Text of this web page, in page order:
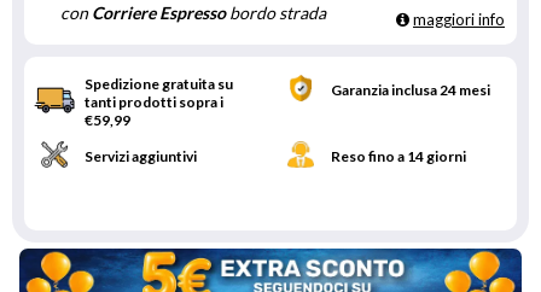
conCorriere Espressobordo strada maggiori info
Spedizione gratuita su
tanti prodotti sopra i
€59,99
Garanzia inclusa 24 mesi
Servizi aggiuntivi Reso fino a 14 giorni